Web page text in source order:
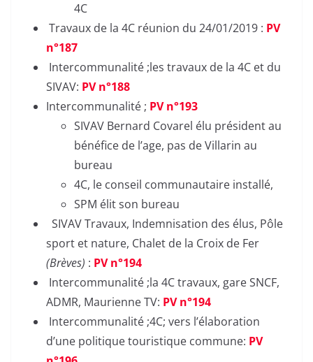
4C
Travaux de la 4C réunion du 24/01/2019 : PV
n°187
Intercommunalité ;les travaux de la 4C et du
SIVAV: PV n°188
Intercommunalité ; PV n°193
SIVAV Bernard Covarel élu président au
bénéfice de l’age, pas de Villarin au
bureau
4C, le conseil communautaire installé,
SPM élit son bureau
SIVAV Travaux, Indemnisation des élus, Pôle
sport et nature, Chalet de la Croix de Fer
(Brèves) : PV n°194
Intercommunalité ;la 4C travaux, gare SNCF,
ADMR, Maurienne TV: PV n°194
Intercommunalité ;4C; vers l’élaboration
d’une politique touristique commune: PV